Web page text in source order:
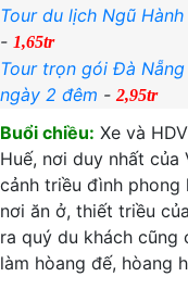
Tour du lịch Ngũ
- 1,65tr
Tour trọn gói Đà Nẵng
ngày 2 đêm -2,95tr
Buổi chiều: Xe và
Huế, nơi duy nhất
cảnh triều đình phong
nơi ăn ở, thiết triều
ra quý du khách cũng
làm hòang đế, hòang